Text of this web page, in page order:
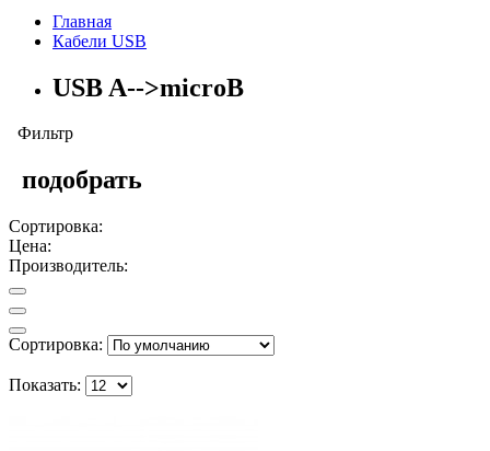
Главная
Кабели USB
USB A-->microB
Фильтр
подобрать
Сортировка:
Цена:
Производитель:
Сортировка:
Показать: